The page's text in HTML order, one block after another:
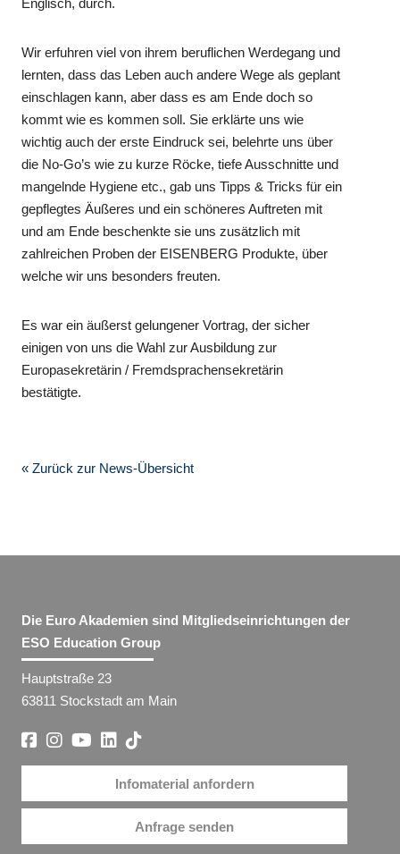
Englisch, durch.
Wir erfuhren viel von ihrem beruflichen Werdegang und
lernten, dass das Leben auch andere Wege als geplant
einschlagen kann, aber dass es am Ende doch so
kommt wie es kommen soll. Sie erklärte uns wie
wichtig auch der erste Eindruck sei, belehrte uns über
die No-Go’s wie zu kurze Röcke, tiefe Ausschnitte und
mangelnde Hygiene etc., gab uns Tipps & Tricks für ein
gepflegtes Äußeres und ein schöneres Auftreten mit
und am Ende beschenkte sie uns zusätzlich mit
zahlreichen Proben der EISENBERG Produkte, über
welche wir uns besonders freuten.
Es war ein äußerst gelungener Vortrag, der sicher
einigen von uns die Wahl zur Ausbildung zur
Europasekretärin / Fremdsprachensekretärin
bestätigte.
« Zurück zur News-Übersicht
Die Euro Akademien sind Mitgliedseinrichtungen der
ESO Education Group
Hauptstraße 23
63811 Stockstadt am Main
Infomaterial anfordern
Anfrage senden